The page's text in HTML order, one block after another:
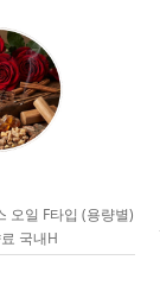
오일 F타입 (용량별)
국내H